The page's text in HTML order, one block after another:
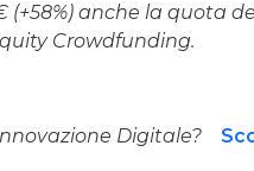
(+58%) anche la quota
Crowdfunding.
Digitale?